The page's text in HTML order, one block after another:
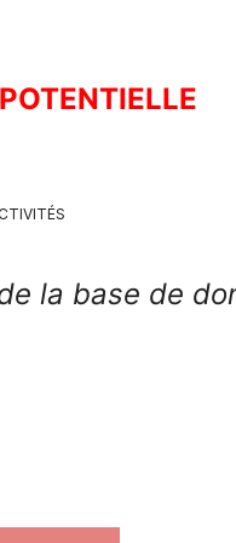
la base de